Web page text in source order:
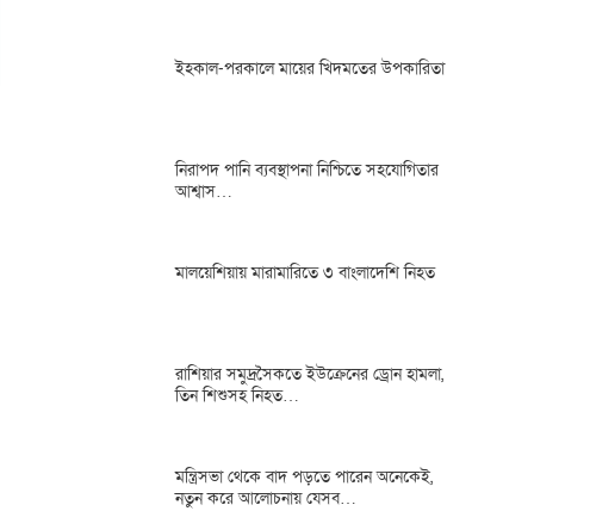
ইহকাল-পরকালে মায়ের খিদমতের উপকারিতা
নিরাপদ পানি ব্যবস্থাপনা নিশ্চিতে সহযোগিতার
আশ্বাস…
মালয়েশিয়ায় মারামারিতে ৩ বাংলাদেশি নিহত
রাশিয়ার সমুদ্রসৈকতে ইউক্রেনের ড্রোন হামলা,
তিন শিশুসহ নিহত…
মন্ত্রিসভা থেকে বাদ পড়তে পারেন অনেকেই,
নতুন করে আলোচনায় যেসব…